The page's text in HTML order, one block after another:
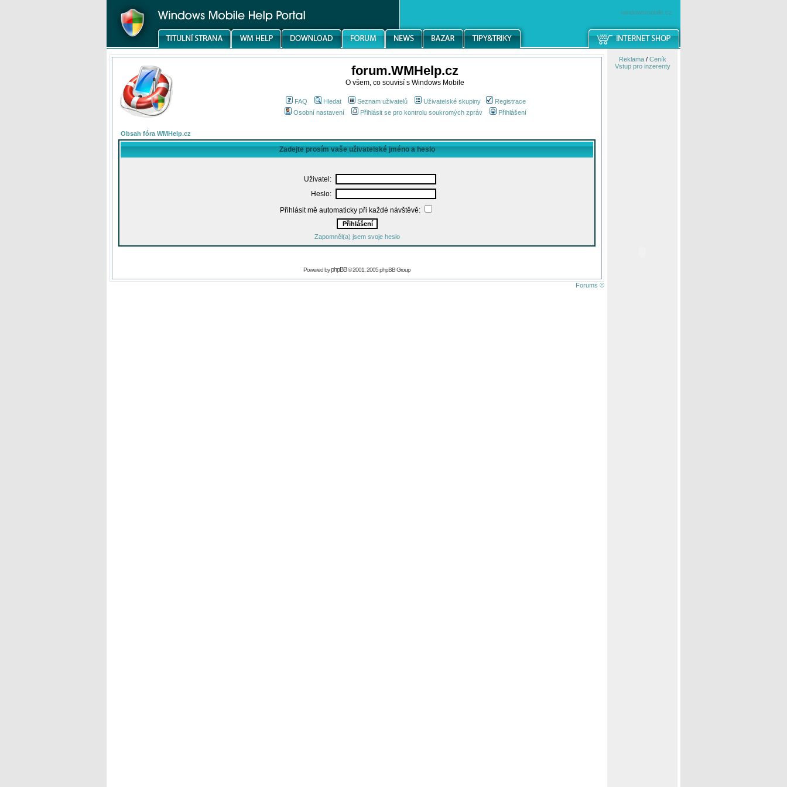
windowsmobile.cz
forum.WMHelp.cz
O všem, co souvisí s Windows Mobile
FAQ Hledat Seznam uživatelů Uživatelské skupiny
Registrace
Osobní nastavení
Přihlásit se pro kontrolu soukromých zpráv Přihlášení
Obsah fóra WMHelp.cz
Zadejte prosím vaše uživatelské jméno a heslo
Uživatel:
Heslo:
Přihlásit mě automaticky při každé návštěvě:
Zapomněl(a) jsem svoje heslo
Powered byphpBB© 2001, 2005 phpBB Group
Forums ©
Reklama/ Ceník
Vstup pro inzerenty